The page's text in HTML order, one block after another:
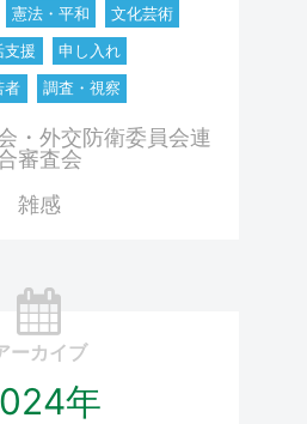
憲法・平和
文化芸術
支援
申し入れ
者 調査・視察
・外交防衛委員会連
審査会
雑感
ーカイブ
年